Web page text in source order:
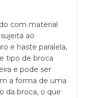
com material
ao
e haste paralela,
tipo de broca
e pode ser
a forma de uma
da broca, o que